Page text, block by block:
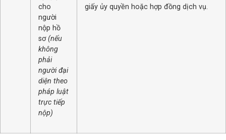
cho
người
nộp hồ
sơ(nếu
không
phải
người đại
diện theo
pháp luật
trực tiếp
nộp)
giấy ủy quyền hoặc hợp đồng dịch vụ.